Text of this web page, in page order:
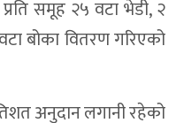
प्रति समूह २५ वटा भेडी, २
बोका वितरण गरिएको
अनुदान लगानी रहेको